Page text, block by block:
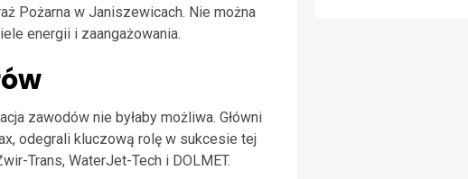
Pożarna w Janiszewicach. Nie można
energii i zaangażowania.
zawodów nie byłaby możliwa. Główni
odegrali kluczową rolę w sukcesie tej
Trans, WaterJet-Tech i DOLMET.